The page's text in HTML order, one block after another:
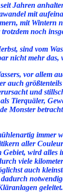
Jahren
mit
mit Wintern
noch
sind vom
nicht mehr das,
vor allem
auch
und
als Tierquäler,
Monster
immer
aller
Gebiet, wird alles
viele
auch
geleitet.